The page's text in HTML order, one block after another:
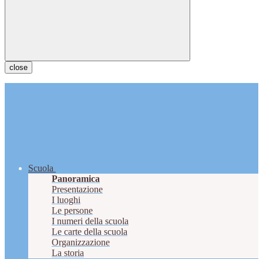
close
Scuola
Panoramica
Presentazione
I luoghi
Le persone
I numeri della scuola
Le carte della scuola
Organizzazione
La storia